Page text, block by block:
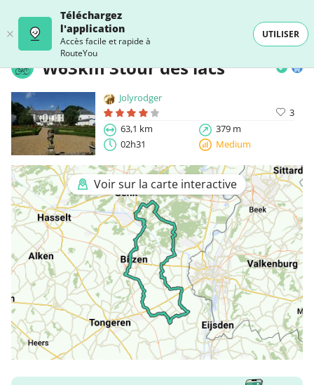
Téléchargez
l'application
Accès facile et rapide à
RouteYou
UTILISER
W63km 3tour des lacs
Jolyrodger
3
63,1 km
379 m
02h31
Medium
Voir sur la carte interactive